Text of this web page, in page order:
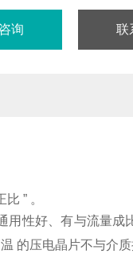
询 联
” 。
性好、有与流量成
的压电晶片不与介